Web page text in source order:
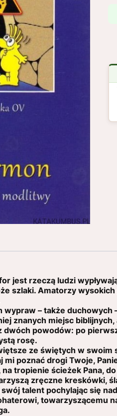
jest rzeczą ludzi
szlaki. Amatorzy
wypraw – także
znanych miejsc
dwóch powodów: po
rosę.
ze świętych w swoim
mi poznać drogi Twoje,
tropienie ścieżek Pana,
zręczne kreskówki,
talent pochylając się
towarzyszącemu